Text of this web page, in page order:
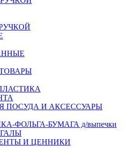
ПОСУДА И АКСЕССУАРЫ
ФОЛЬГА-БУМАГА д/выпечки
И ЦЕННИКИ